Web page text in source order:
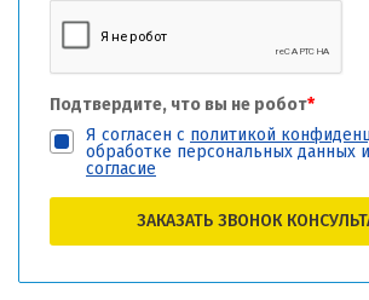
Подтвердите, что вы не робот*
Я согласен с политикой
обработке персональных данных и
согласие
ЗАКАЗАТЬ ЗВОНОК